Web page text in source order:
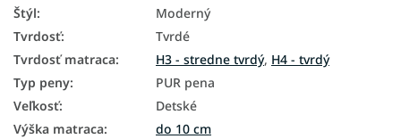
Štýl:
Moderný
Tvrdosť:
Tvrdé
Tvrdosť matraca: H3 - stredne tvrdý, H4 - tvrdý
Typ peny:
PUR pena
Veľkosť:
Detské
Výška matraca: do 10 cm